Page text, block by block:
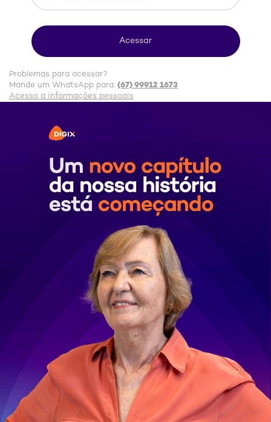
Problemas para acessar?
Mande um WhatsApp para: (67) 99912 1673
Acesso a informações pessoais